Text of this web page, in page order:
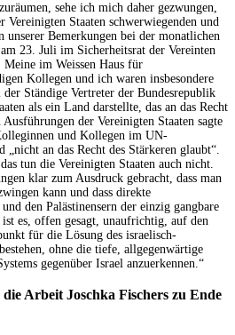
sehe ich mich daher gezwungen,
Staaten schwerwiegenden und
unserer Bemerkungen bei der monatlichen
23. Juli im Sicherheitsrat der Vereinten
im Weissen Haus für
Kollegen und ich waren insbesondere
Ständige Vertreter der Bundesrepublik
als ein Land darstellte, das an das Recht
der Vereinigten Staaten sagte
und Kollegen im UN-
„nicht an das Recht des Stärkeren glaubt“.
tun die Vereinigten Staaten auch nicht.
klar zum Ausdruck gebracht, dass man
kann und dass direkte
und den Palästinensern der einzig gangbare
es, offen gesagt, unaufrichtig, auf den
für die Lösung des israelisch-
ohne die tiefe, allgegenwärtige
gegenüber Israel anzuerkennen.“
Arbeit Joschka Fischers zu Ende